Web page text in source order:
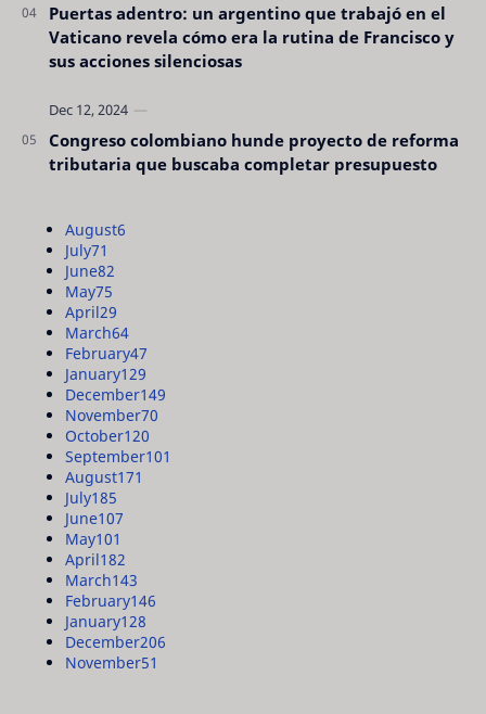
Puertas adentro: un argentino que trabajó en el
Vaticano revela cómo era la rutina de Francisco y
sus acciones silenciosas
Congreso colombiano hunde proyecto de reforma
tributaria que buscaba completar presupuesto
August6
July71
June82
May75
April29
March64
February47
January129
December149
November70
October120
September101
August171
July185
June107
May101
April182
March143
February146
January128
December206
November51